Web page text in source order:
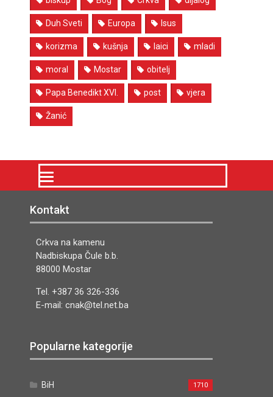
Duh Sveti Europa Isus
korizma kušnja laici mladi
moral Mostar obitelj
Papa Benedikt XVI. post vjera
Žanić
Kontakt
Crkva na kamenu
Nadbiskupa Čule b.b.
88000 Mostar
Tel. +387 36 326-336
E-mail: cnak@tel.net.ba
Popularne kategorije
BiH 1710